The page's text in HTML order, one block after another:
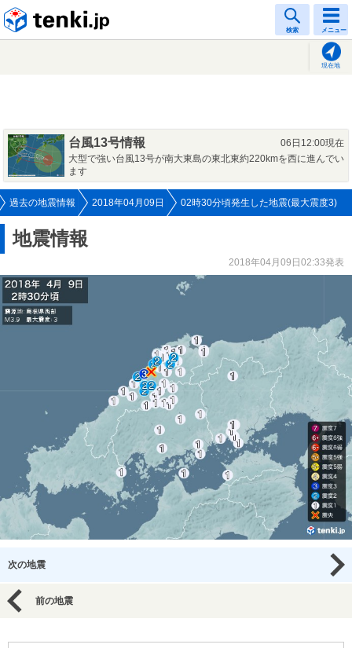
検索 メニュー
現在地
台風13号情報
06日12:00現在
大型で強い台風13号が南大東島の東北東約220kmを西に進んでい
ます
過去の地震情報 2018年04月09日 02時30分頃発生した地震(最大震度3)
地震情報
2018年04月09日02:33発表
次の地震
前の地震